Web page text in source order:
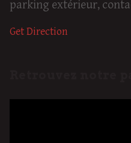
parking extérieur,
Get Direction